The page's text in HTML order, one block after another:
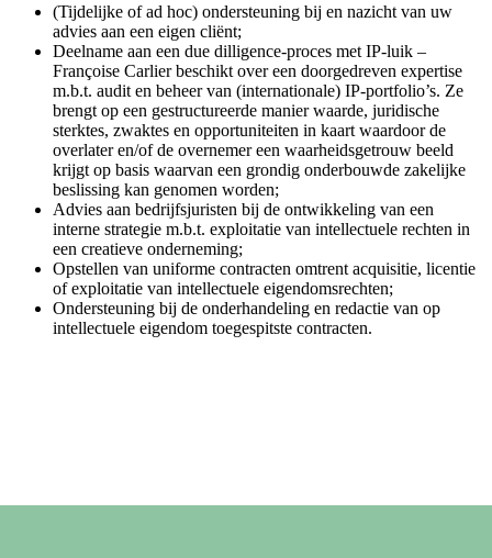
(Tijdelijke of ad hoc) ondersteuning bij en nazicht van uw
advies aan een eigen cliënt;
Deelname aan een due dilligence-proces met IP-luik –
Françoise Carlier beschikt over een doorgedreven expertise
m.b.t. audit en beheer van (internationale) IP-portfolio’s. Ze
brengt op een gestructureerde manier waarde, juridische
sterktes, zwaktes en opportuniteiten in kaart waardoor de
overlater en/of de overnemer een waarheidsgetrouw beeld
krijgt op basis waarvan een grondig onderbouwde zakelijke
beslissing kan genomen worden;
Advies aan bedrijfsjuristen bij de ontwikkeling van een
interne strategie m.b.t. exploitatie van intellectuele rechten in
een creatieve onderneming;
Opstellen van uniforme contracten omtrent acquisitie, licentie
of exploitatie van intellectuele eigendomsrechten;
Ondersteuning bij de onderhandeling en redactie van op
intellectuele eigendom toegespitste contracten.